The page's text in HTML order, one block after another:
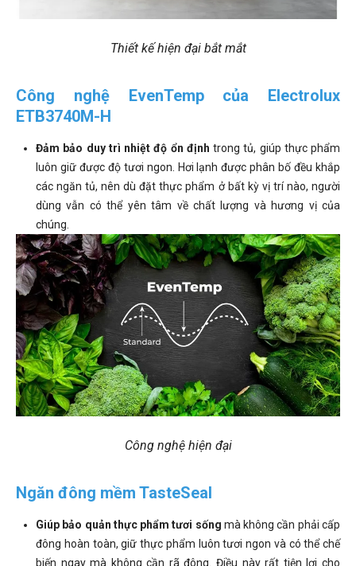
Thiết kế hiện đại bắt mắt
Công nghệ EvenTemp của Electrolux
ETB3740M-H
Đảm bảo duy trì nhiệt độ ổn định trong tủ, giúp thực phẩm
luôn giữ được độ tươi ngon. Hơi lạnh được phân bố đều khắp
các ngăn tủ, nên dù đặt thực phẩm ở bất kỳ vị trí nào, người
dùng vẫn có thể yên tâm về chất lượng và hương vị của
chúng.
Công nghệ hiện đại
Ngăn đông mềm TasteSeal
Giúp bảo quản thực phẩm tươi sống mà không cần phải cấp
đông hoàn toàn, giữ thực phẩm luôn tươi ngon và có thể chế
biến ngay mà không cần rã đông. Điều này rất tiện lợi cho